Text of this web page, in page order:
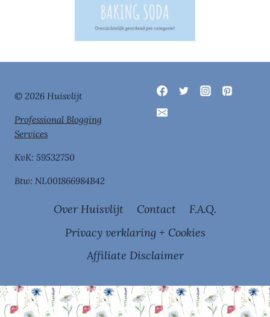
© 2026 Huisvlijt
Professional Blogging
Services
KvK: 59532750
Btw: NL001866984B42
Over Huisvlijt Contact
F.A.Q.
Privacy verklaring + Cookies
Affiliate Disclaimer